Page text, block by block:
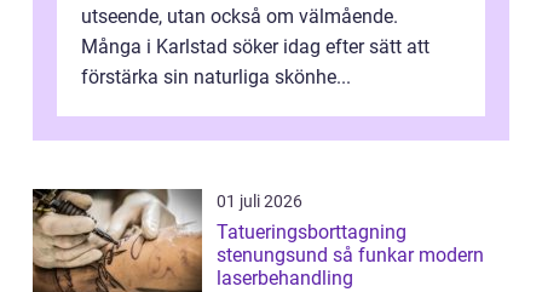
utseende, utan också om välmående.
Många i Karlstad söker idag efter sätt att
förstärka sin naturliga skönhe...
01 juli 2026
Tatueringsborttagning
stenungsund så funkar modern
laserbehandling